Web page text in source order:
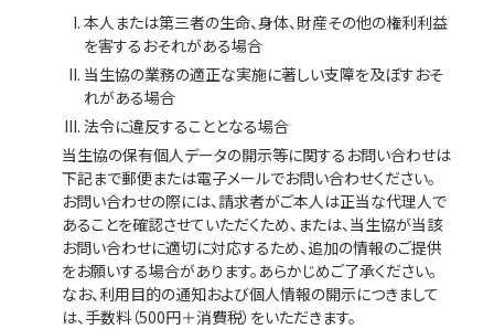
本人または第三者の生命、身体、財産その他の権利利益
を害するおそれがある場合
当生協の業務の適正な実施に著しい支障を及ぼすおそ
れがある場合
法令に違反することとなる場合
当生協の保有個人データの開示等に関するお問い合わせは
下記まで郵便または電子メールでお問い合わせください。
お問い合わせの際には、請求者がご本人は正当な代理人で
あることを確認させていただくため、または、当生協が当該
お問い合わせに適切に対応するため、追加の情報のご提供
をお願いする場合があります。あらかじめご了承ください。
なお、利用目的の通知および個人情報の開示につきまして
は、手数料（500円＋消費税）をいただきます。